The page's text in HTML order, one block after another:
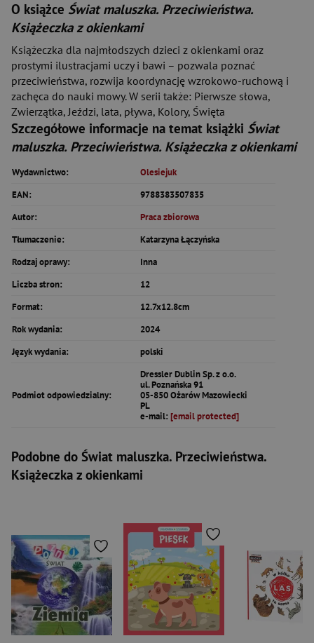
O książce Świat maluszka. Przeciwieństwa.
Książeczka z okienkami
Książeczka dla najmłodszych dzieci z okienkami oraz
prostymi ilustracjami uczy i bawi – pozwala poznać
przeciwieństwa, rozwija koordynację wzrokowo-ruchową i
zachęca do nauki mowy. W serii także: Pierwsze słowa,
Zwierzątka, Jeździ, lata, pływa, Kolory, Święta
Szczegółowe informacje na temat książki Świat
maluszka. Przeciwieństwa. Książeczka z okienkami
Wydawnictwo:
Olesiejuk
EAN:
9788383507835
Autor:
Praca zbiorowa
Tłumaczenie:
Katarzyna Łączyńska
Rodzaj oprawy:
Inna
Liczba stron:
12
Format:
12.7x12.8cm
Rok wydania:
2024
Język wydania:
polski
Podmiot odpowiedzialny:
Dressler Dublin Sp. z o.o.
ul. Poznańska 91
05-850 Ożarów Mazowiecki
PL
e-mail: [email protected]
Podobne do Świat maluszka. Przeciwieństwa.
Książeczka z okienkami